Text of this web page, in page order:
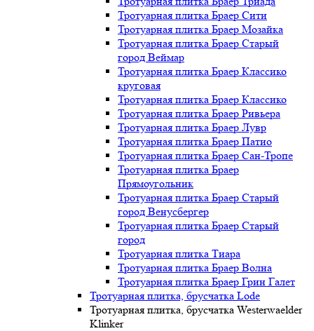
Тротуарная плитка Браер Сити
Тротуарная плитка Браер Мозайка
Тротуарная плитка Браер Старый
город Веймар
Тротуарная плитка Браер Классико
круговая
Тротуарная плитка Браер Классико
Тротуарная плитка Браер Ривьера
Тротуарная плитка Браер Лувр
Тротуарная плитка Браер Патио
Тротуарная плитка Браер Сан-Тропе
Тротуарная плитка Браер
Прямоугольник
Тротуарная плитка Браер Старый
город Венусбергер
Тротуарная плитка Браер Старый
город
Тротуарная плитка Тиара
Тротуарная плитка Браер Волна
Тротуарная плитка Браер Грин Галет
Тротуарная плитка, брусчатка Lode
Тротуарная плитка, брусчатка Westerwaelder
Klinker